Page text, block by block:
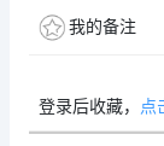
我的备注
登录后收藏， 点